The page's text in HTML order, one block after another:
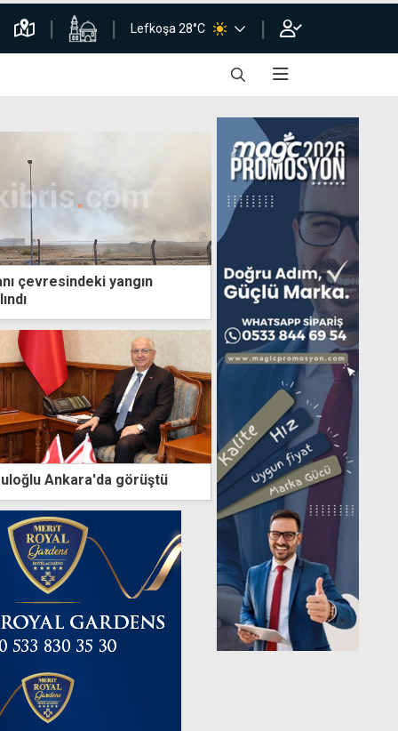
Lefkoşa 28°C
çevresindeki yangın
Ankara'da görüştü